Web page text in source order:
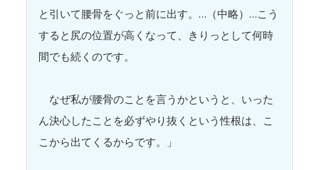
と引いて腰骨をぐっと前に出す。…（中略）…こう
すると尻の位置が高くなって、きりっとして何時
間でも続くのです。
なぜ私が腰骨のことを言うかというと、いった
ん決心したことを必ずやり抜くという性根は、こ
こから出てくるからです。」